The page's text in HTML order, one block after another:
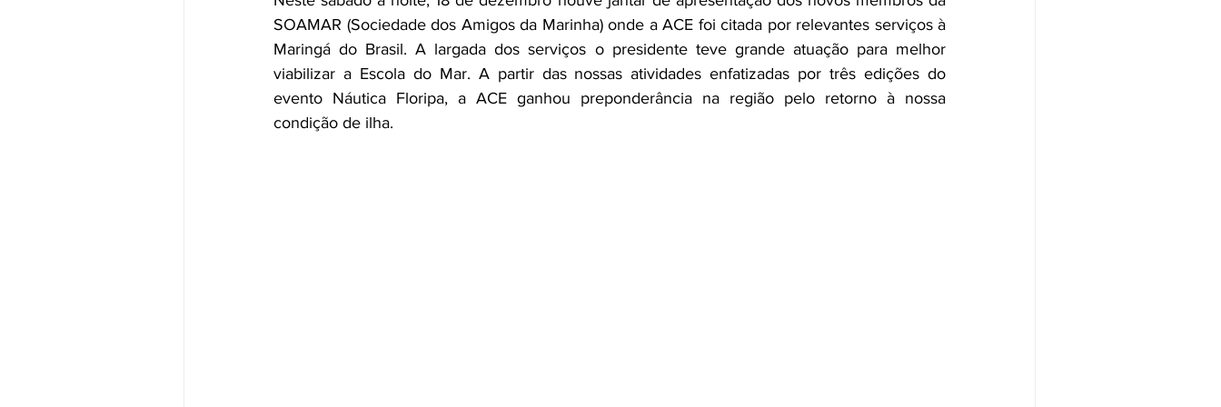
SOAMAR (Sociedade dos Amigos da Marinha) onde a ACE foi citada por relevantes serviços à
Maringá do Brasil. A largada dos serviços o presidente teve grande atuação para melhor
viabilizar a Escola do Mar. A partir das nossas atividades enfatizadas por três edições do
evento Náutica Floripa, a ACE ganhou preponderância na região pelo retorno à nossa
condição de ilha.